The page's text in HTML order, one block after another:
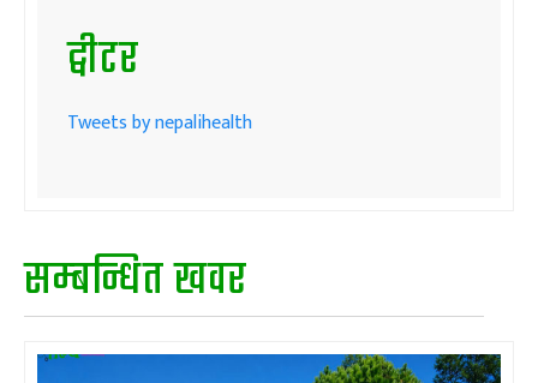
ट्वीटर
Tweets by nepalihealth
सम्बन्धित खवर